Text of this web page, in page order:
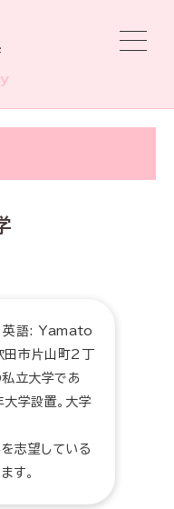
英語: Yamato
市片山町2丁
立大学であ
学設置。大学
志望している
す。